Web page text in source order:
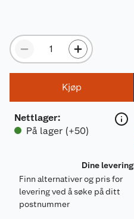
Kjøp
Nettlager:
På lager (+50)
Dine
Finn alternativer og pris for
levering ved å søke på ditt
postnummer